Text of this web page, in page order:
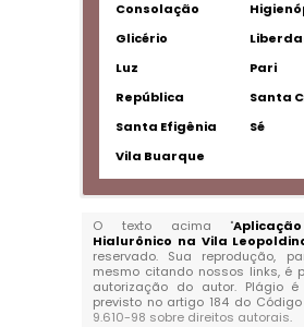
Consolação
Glicério
Luz
Pari
República
Santa
Santa Efigênia
Sé
Vila Buarque
O texto acima "
Hialurônico na Vila
reservado. Sua reprodução,
mesmo citando nossos links, é
autorização do autor. Plágio
previsto no artigo 184 do Código
9.610-98 sobre direitos autorais.